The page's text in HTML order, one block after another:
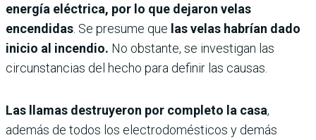
energía eléctrica, por lo que dejaron velas
encendidas . Se presume que las velas habrían dado
inicio al incendio. No obstante, se investigan las
circunstancias del hecho para definir las causas.
Las llamas destruyeron por completo la casa,
además de todos los electrodomésticos y demás